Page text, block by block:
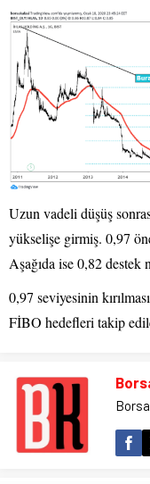
Uzun vadeli düşüş
yükselişe girmiş. 0,97
Aşağıda ise 0,82 destek
0,97 seviyesinin
FİBO hedefleri takip